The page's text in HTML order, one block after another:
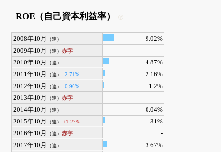
ROE（自己資本利益率）
2008年10月 （連）
9.02%
2009年10月
（連）赤字
-
2010年10月
（連）
4.87%
2011年10月
（連） -2.71%
2.16%
2012年10月
（連） -0.96%
1.2%
2013年10月
（連）赤字
-
2014年10月
（連）
0.04%
2015年10月
（連） +1.27%
1.31%
2016年10月
（連）赤字
-
2017年10月
（連）
3.67%